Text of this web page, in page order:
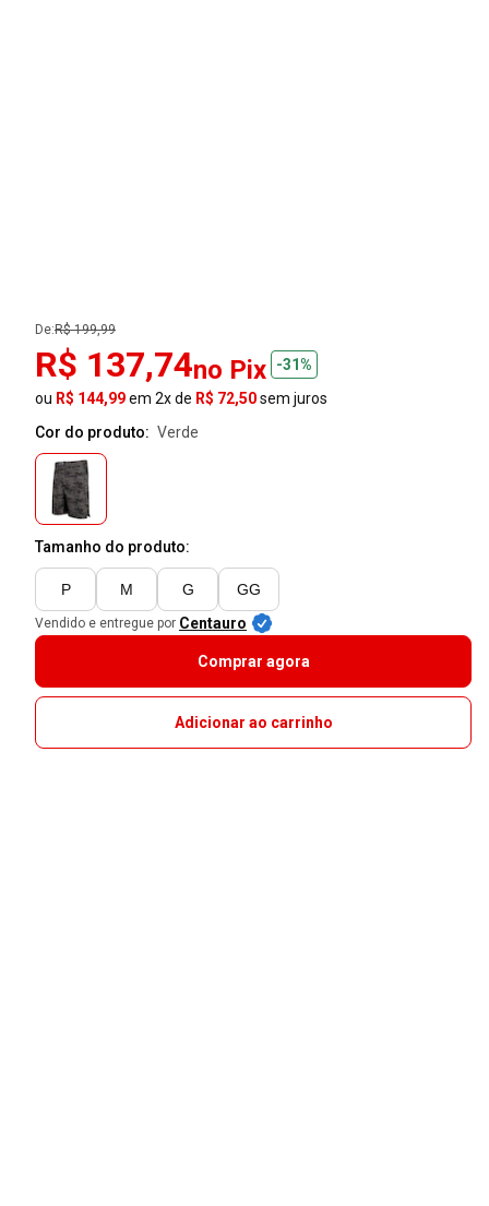
De:R$ 199,99
R$ 137,74no Pix
-31%
ou R$ 144,99em 2x de R$ 72,50sem juros
Cor do produto:
verde
Tamanho do produto:
P M G GG
Vendido e entregue por Centauro
Comprar agora
Adicionar ao carrinho